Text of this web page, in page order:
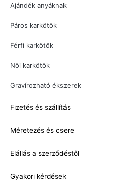
Ajándék anyáknak
Páros karkötők
Férfi karkötők
Női karkötők
Gravírozható ékszerek
Fizetés és szállítás
Méretezés és csere
Elállás a szerződéstől
Gyakori kérdések